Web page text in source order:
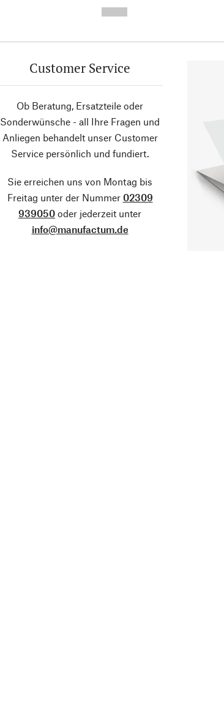
Customer Service
Ob Beratung, Ersatzteile oder
Sonderwünsche - all Ihre Fragen und
Anliegen behandelt unser Customer
Service persönlich und fundiert.
Sie erreichen uns von Montag bis
Freitag unter der Nummer 02309
939050 oder jederzeit unter
info@manufactum.de